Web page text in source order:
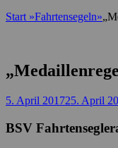
Start »Fahrtensegeln»
Posted
5. April 201725. April
BSV